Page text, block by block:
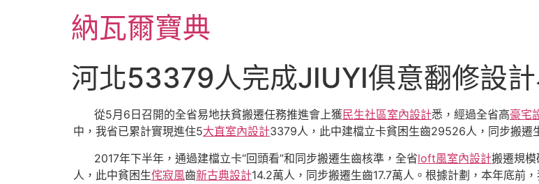
納瓦爾寶典
河北53379人完成JIUYI俱意翻修設
從5月6日召開的全省易地扶貧搬遷任務推進會上獲民生社區室內設計悉，經過全省高豪宅
中，我省已累計實現進住5大直室內設計3379人，此中建檔立卡貧困生齒29526人，同步搬遷
2017年下半年，通過建檔立卡“回頭看”和同步搬遷生齒核準，全省loft風室內設計搬遷規模
人，此中貧困生侘寂風齒新古典設計14.2萬人，同步搬遷生齒17.7萬人。根據計劃，本年底前